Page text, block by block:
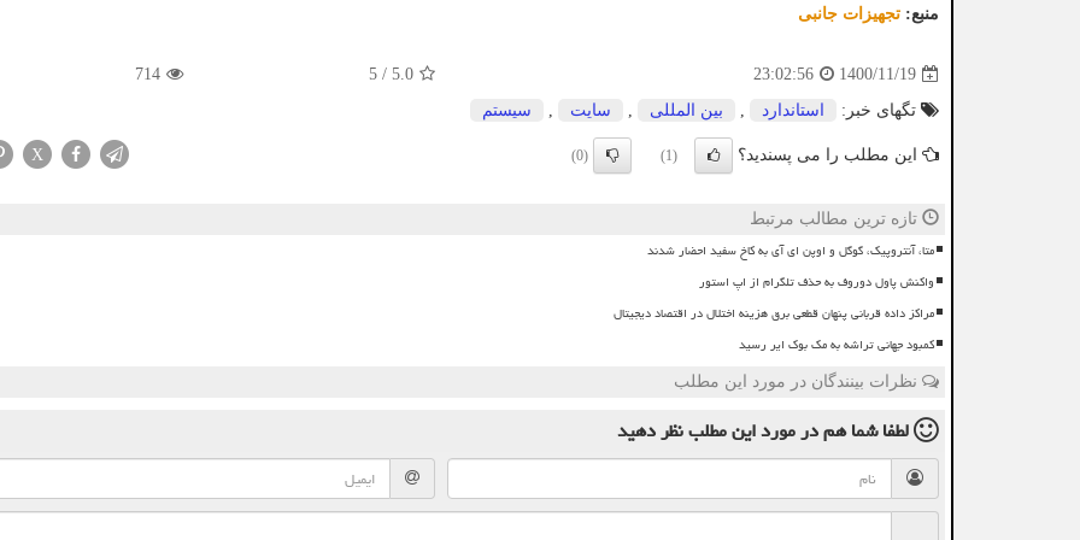
منبع: تجهیزات جانبی
1400/11/19
23:02:56
5.0
/
5
714
تگهای خبر: استاندارد , بین المللی , سایت , سیستم
این مطلب را می پسندید؟ (1)
(0)
X
تازه ترین مطالب مرتبط
متا، آنتروپیک، گوگل و اوپن ای آی به کاخ سفید احضار شدند
واکنش پاول دوروف به حذف تلگرام از اپ استور
مراکز داده قربانی پنهان قطعی برق هزینه اختلال در اقتصاد دیجیتال
کمبود جهانی تراشه به مک بوک ایر رسید
نظرات بینندگان در مورد این مطلب
لطفا شما همدر مورد این مطلبنظر دهید